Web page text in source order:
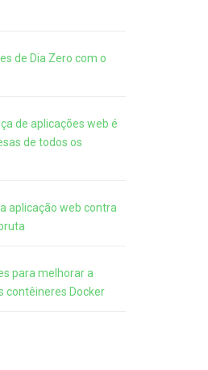
de Dia Zero com o
de aplicações web é
de todos os
aplicação web contra
para melhorar a
contêineres Docker